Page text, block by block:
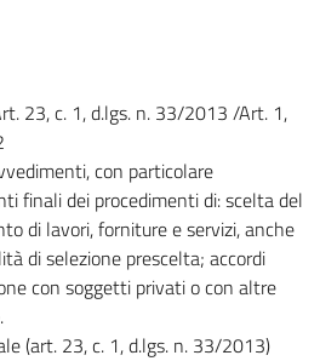
23, c. 1, d.lgs. n. 33/2013 /Art. 1,
con particolare
finali dei procedimenti di: scelta del
di lavori, forniture e servizi, anche
di selezione prescelta; accordi
con soggetti privati o con altre
(art. 23, c. 1, d.lgs. n. 33/2013)